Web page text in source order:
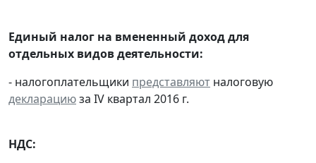
Единый налог на вмененный доход для
отдельных видов деятельности:
- налогоплательщики представляют налоговую
декларациюза IV квартал 2016 г.
НДС: